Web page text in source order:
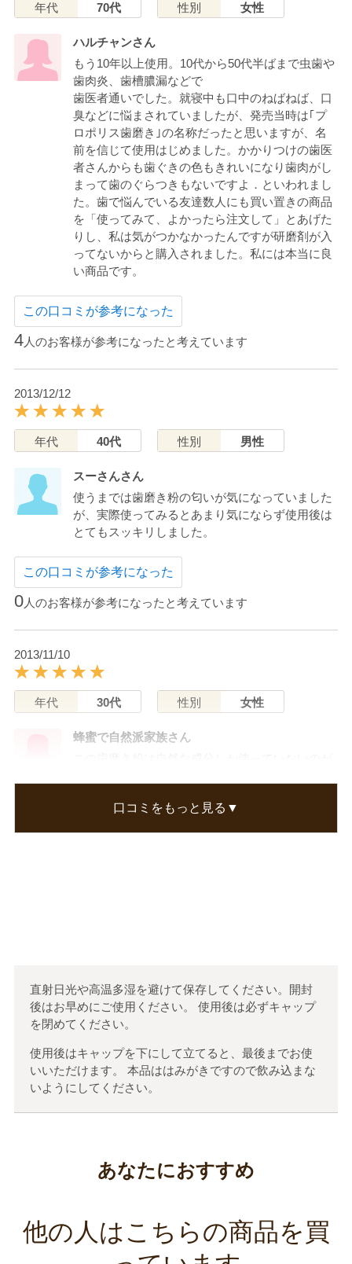
年代 70代 性別 女性
ハルチャンさん
もう10年以上使用。10代から50代半ばまで虫歯や
歯肉炎、歯槽膿漏などで
歯医者通いでした。就寝中も口中のねばねば、口
臭などに悩まされていましたが、発売当時は｢プ
ロポリス歯磨き｣の名称だったと思いますが、名
前を信じて使用はじめました。かかりつけの歯医
者さんからも歯ぐきの色もきれいになり歯肉がし
まって歯のぐらつきもないですよ．といわれまし
た。歯で悩んでいる友達数人にも買い置きの商品
を「使ってみて、よかったら注文して」とあげた
りし、私は気がつかなかったんですが研磨剤が入
ってないからと購入されました。私には本当に良
い商品です。
この口コミが参考になった
4人のお客様が参考になったと考えています
2013/12/12
年代 40代 性別 男性
スーさんさん
使うまでは歯磨き粉の匂いが気になっていました
が、実際使ってみるとあまり気にならず使用後は
とてもスッキリしました。
この口コミが参考になった
0人のお客様が参考になったと考えています
2013/11/10
年代 30代 性別 女性
蜂蜜で自然派家族さん
らの出血が減り口臭も気にならなくなって愛用し
口コミをもっと見る▼
直射日光や高温多湿を避けて保存してください。開封
後はお早めにご使用ください。 使用後は必ずキャップ
を閉めてください。
使用後はキャップを下にして立てると、最後までお使
いいただけます。 本品ははみがきですので飲み込まな
いようにしてください。
あなたにおすすめ
他の人はこちらの商品を買